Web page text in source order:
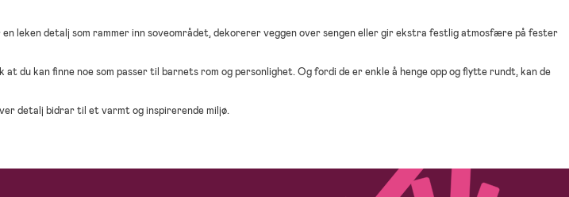
leken detalj som rammer inn soveområdet, dekorerer veggen over sengen eller gir ekstra festlig atmosfære på fester
kan finne noe som passer til barnets rom og personlighet. Og fordi de er enkle å henge opp og flytte rundt, kan de
detalj bidrar til et varmt og inspirerende miljø.